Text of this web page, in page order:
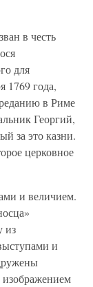
в честь
для
1769 года,
в Риме
Георгий,
за это казни.
церковное
и величием.
из
и
изображением